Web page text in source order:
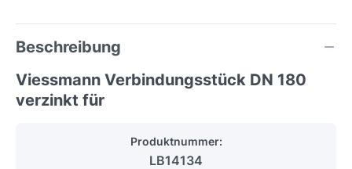
Beschreibung
Viessmann Verbindungsstück DN 180
verzinkt für
Produktnummer:
LB14134